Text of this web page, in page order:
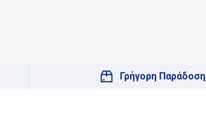
Γρήγορη Παράδοση